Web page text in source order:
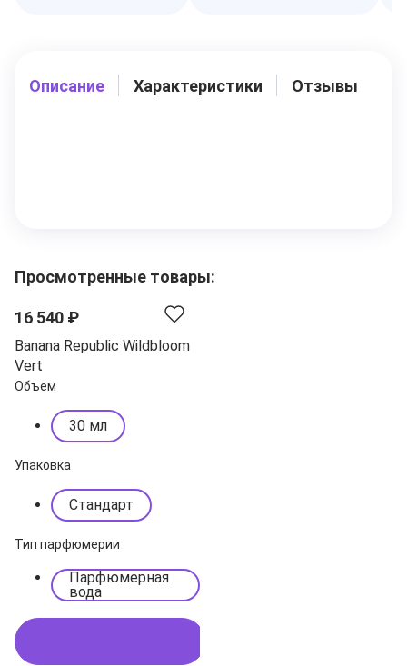
Описание Характеристики Отзывы
Просмотренные товары:
16 540 ₽
Banana Republic Wildbloom
Vert
Объем
30 мл
Упаковка
Стандарт
Тип парфюмерии
Парфюмерная
вода